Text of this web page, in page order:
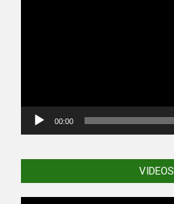
00:00
VIDEOS